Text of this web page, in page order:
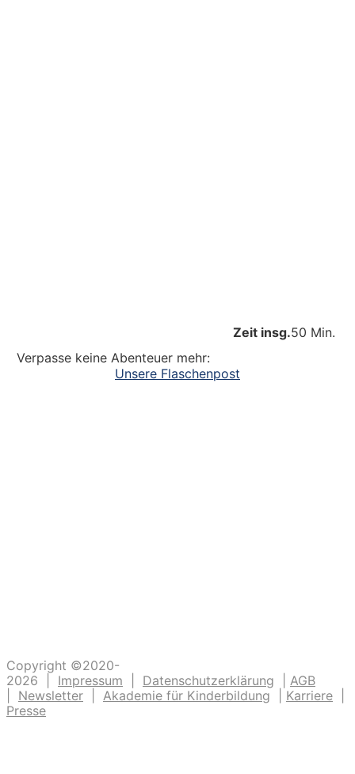
Zeit insg.50 Min.
Verpasse keine Abenteuer mehr:
Unsere Flaschenpost
Copyright ©2020-
2026 | Impressum Datenschutzerklärung
AGB
Newsletter Akademie für Kinderbildung Karriere
Presse